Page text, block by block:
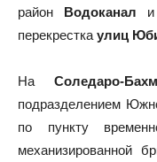
район Водоканал и
перекрестка улиц
На Соледаро-
подразделением
по пункту
механизированной